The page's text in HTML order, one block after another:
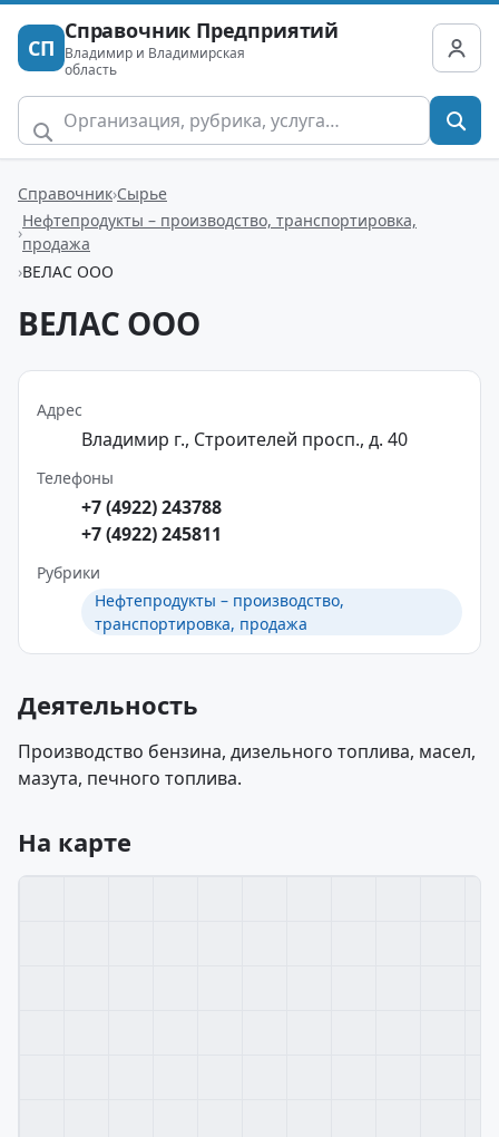
СП
Справочник Предприятий
Владимир и Владимирская
область
Справочник Сырье
Нефтепродукты – производство, транспортировка,
продажа
ВЕЛАС ООО
ВЕЛАС ООО
Адрес
Владимир г., Строителей просп., д. 40
Телефоны
+7 (4922) 243788
+7 (4922) 245811
Рубрики
Нефтепродукты – производство,
транспортировка, продажа
Деятельность
Производство бензина, дизельного топлива, масел,
мазута, печного топлива.
На карте